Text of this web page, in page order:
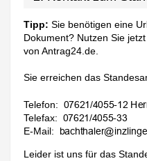
Tipp: Sie benötigen eine
Dokument? Nutzen Sie
von Antrag24.de.
Sie erreichen das
Telefon:
Telefax:
E-Mail:
Leider ist uns für das